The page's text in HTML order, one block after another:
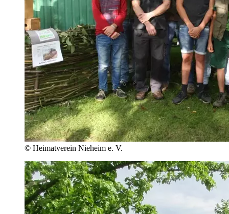
© Heimatverein Nieheim e. V.